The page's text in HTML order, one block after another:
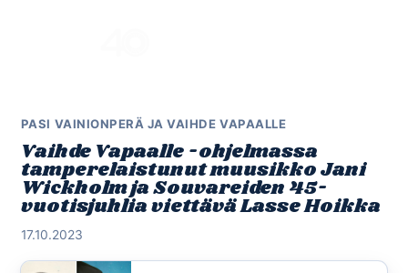
PASI VAINIONPERÄ JA VAIHDE VAPAALLE
Vaihde Vapaalle -ohjelmassa
tamperelaistunut muusikko Jani
Wickholm ja Souvareiden 45-
vuotisjuhlia viettävä Lasse Hoikka
17.10.2023